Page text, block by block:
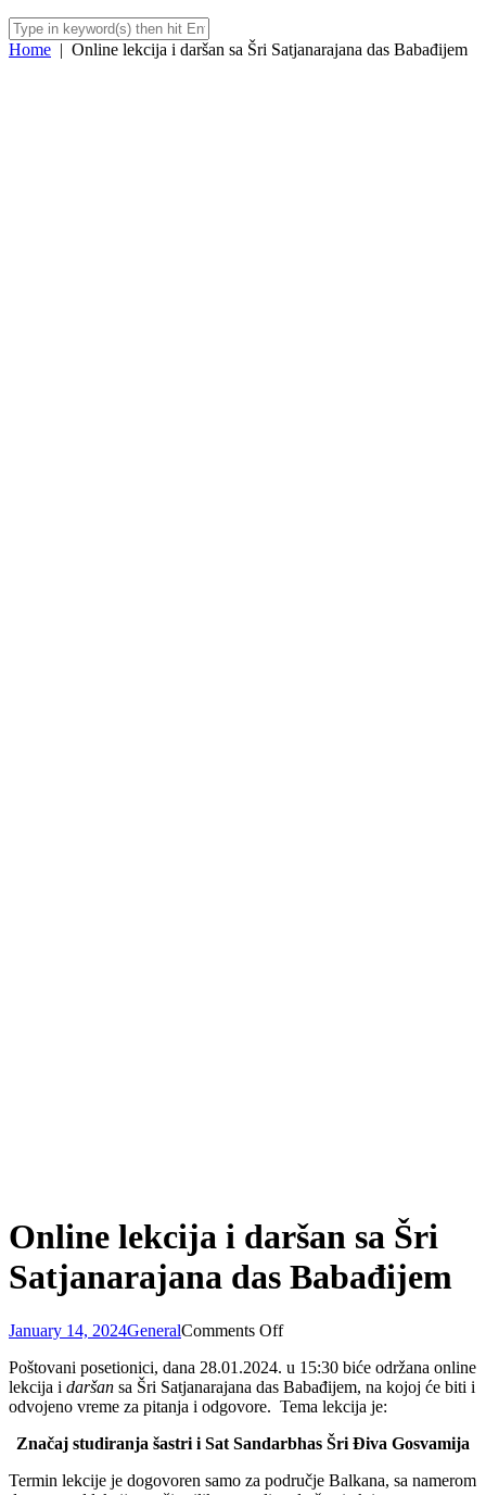
Home | Online lekcija i daršan sa Šri Satjanarajana das Babađijem
Online lekcija i daršan sa Šri
Satjanarajana das Babađijem
January 14, 2024GeneralComments Offon
lekcija
i
daršan
Šri
das
Poštovani posetionici, dana 28.01.2024. u 15:30 biće održana online
lekcija i daršan sa Šri Satjanarajana das Babađijem, na kojoj će biti i
odvojeno vreme za pitanja i odgovore. Tema lekcija je:
Značaj studiranja šastri i Sat Sandarbhas Šri Điva Gosvamija
Termin lekcije je dogovoren samo za područje Balkana, sa namerom